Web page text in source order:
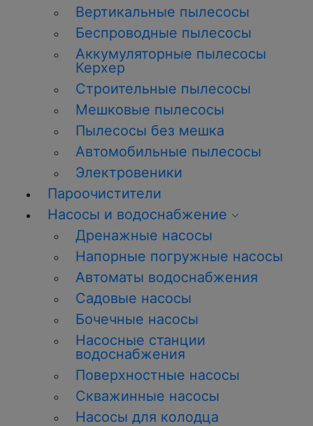
Вертикальные пылесосы
Беспроводные пылесосы
Аккумуляторные пылесосы
Керхер
Строительные пылесосы
Мешковые пылесосы
Пылесосы без мешка
Автомобильные пылесосы
Электровеники
Пароочистители
Насосы и водоснабжение
Дренажные насосы
Напорные погружные насосы
Автоматы водоснабжения
Садовые насосы
Бочечные насосы
Насосные станции
водоснабжения
Поверхностные насосы
Скважинные насосы
Насосы для колодца